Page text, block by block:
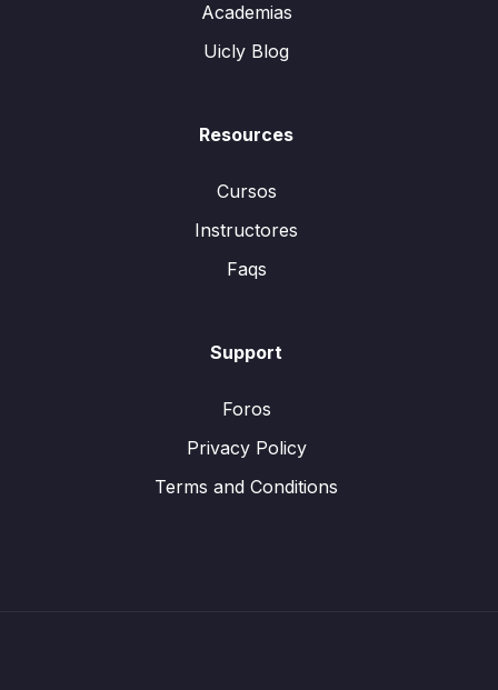
Academias
Uicly Blog
Resources
Cursos
Instructores
Faqs
Support
Foros
Privacy Policy
Terms and Conditions